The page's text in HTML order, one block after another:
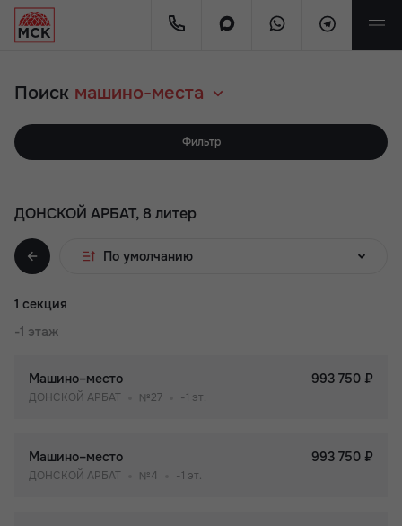
Поиск машино-места
Фильтр
ДОНСКОЙ АРБАТ, 8 литер
По умолчанию
1 секция
-1 этаж
Машино–место 993 750 ₽
ДОНСКОЙ АРБАТ №27 -1 эт.
Машино–место 993 750 ₽
ДОНСКОЙ АРБАТ №4 -1 эт.